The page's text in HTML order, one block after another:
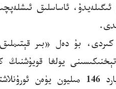
ئاساسلىق
بۇ دەل «بىر
يولغا قويۇشنىڭ